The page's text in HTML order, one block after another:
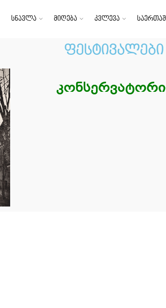
სწავლა მიღება კვლევა
ფესტივალები